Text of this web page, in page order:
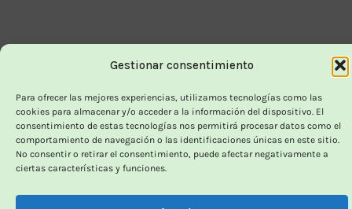
Gestionar consentimiento
Para ofrecer las mejores experiencias, utilizamos tecnologías como las
cookies para almacenar y/o acceder a la información del dispositivo. El
consentimiento de estas tecnologías nos permitirá procesar datos como el
comportamiento de navegación o las identificaciones únicas en este sitio.
No consentir o retirar el consentimiento, puede afectar negativamente a
ciertas características y funciones.